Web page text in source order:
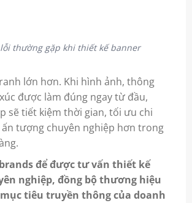
thường gặp khi thiết kế banner
lớn hơn. Khi hình ảnh, thông
được làm đúng ngay từ đầu,
sẽ tiết kiệm thời gian, tối ưu chi
tượng chuyên nghiệp hơn trong
để được tư vấn thiết kế
nghiệp, đồng bộ thương hiệu
tiêu truyền thông của doanh